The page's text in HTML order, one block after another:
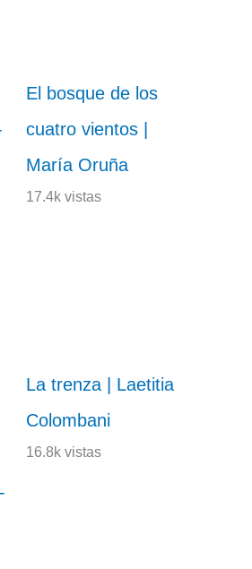
El bosque de los
cuatro vientos |
María Oruña
17.4k vistas
La trenza | Laetitia
Colombani
16.8k vistas